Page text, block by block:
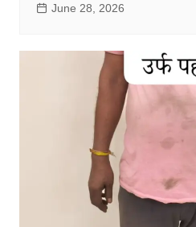
June 28, 2026